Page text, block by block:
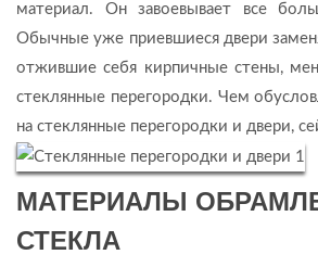
материал. Он завоевывает все
Обычные уже приевшиеся двери
отжившие себя кирпичные стены,
стеклянные перегородки. Чем
на стеклянные перегородки и двери,
МАТЕРИАЛЫ
СТЕКЛА